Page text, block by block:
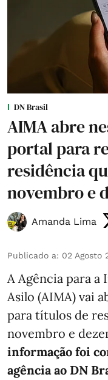
DN Brasil
AIMA abre
portal para
residência
novembro e
Amanda Lima
Publicado a: 02 Agosto
A Agência para a
Asilo (AIMA) vai
para títulos de
novembro e
informação foi
agência ao DN